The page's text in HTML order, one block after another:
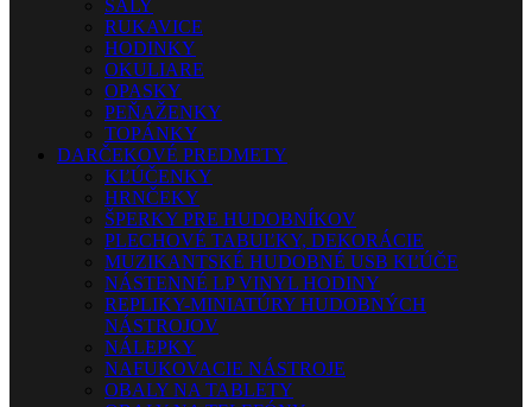
ŠÁLY
RUKAVICE
HODINKY
OKULIARE
OPASKY
PEŇAŽENKY
TOPÁNKY
DARČEKOVÉ PREDMETY
KĽÚČENKY
HRNČEKY
ŠPERKY PRE HUDOBNÍKOV
PLECHOVÉ TABUĽKY, DEKORÁCIE
MUZIKANTSKÉ HUDOBNÉ USB KĽÚČE
NÁSTENNÉ LP VINYL HODINY
REPLIKY-MINIATÚRY HUDOBNÝCH
NÁSTROJOV
NÁLEPKY
NAFUKOVACIE NÁSTROJE
OBALY NA TABLETY